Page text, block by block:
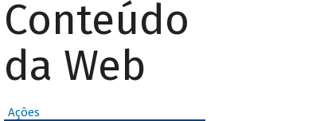
Conteúdo
da Web
Ações